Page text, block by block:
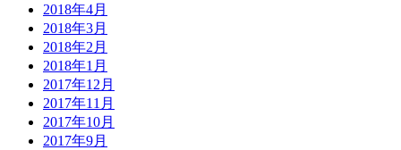
2018年4月
2018年3月
2018年2月
2018年1月
2017年12月
2017年11月
2017年10月
2017年9月